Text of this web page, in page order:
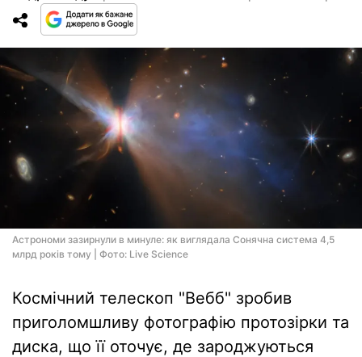
Астрономи зазирнули в минуле: як виглядала Сонячна система 4,5
млрд років тому | Фото: Live Science
Космічний телескоп "Вебб" зробив
приголомшливу фотографію протозірки та
диска, що її оточує, де зароджуються